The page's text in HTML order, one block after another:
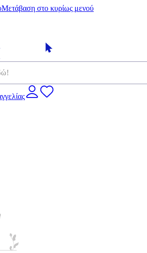
Μετάβαση στο κυρίως μενού